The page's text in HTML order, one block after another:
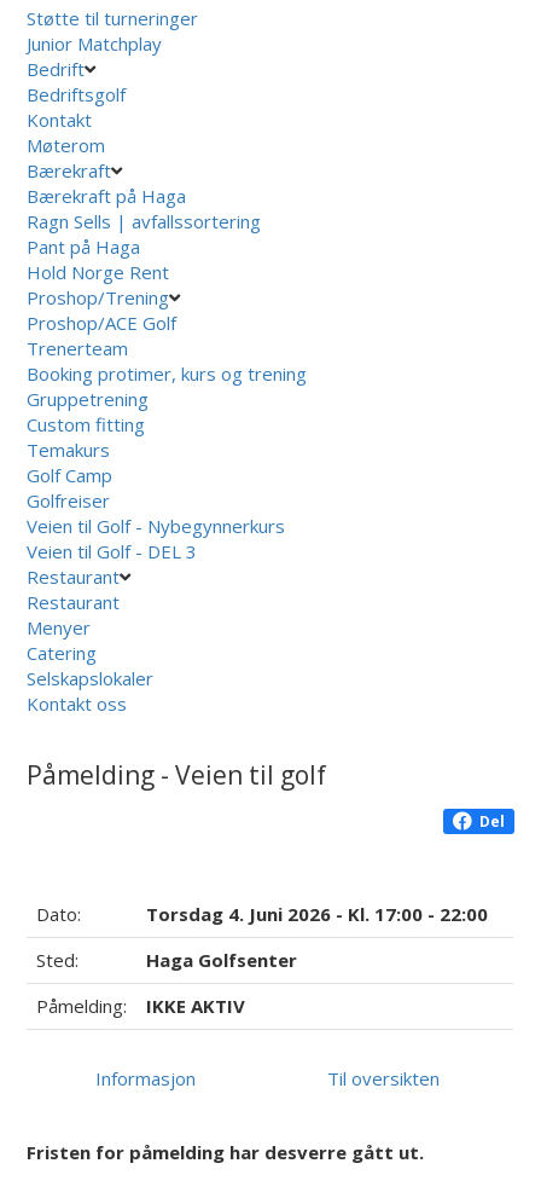
Støtte til turneringer
Junior Matchplay
Bedrift
Bedriftsgolf
Kontakt
Møterom
Bærekraft
Bærekraft på Haga
Ragn Sells | avfallssortering
Pant på Haga
Hold Norge Rent
Proshop/Trening
Proshop/ACE Golf
Trenerteam
Booking protimer, kurs og trening
Gruppetrening
Custom fitting
Temakurs
Golf Camp
Golfreiser
Veien til Golf - Nybegynnerkurs
Veien til Golf - DEL 3
Restaurant
Restaurant
Menyer
Catering
Selskapslokaler
Kontakt oss
Påmelding - Veien til golf
Del
Dato:
Torsdag 4. Juni 2026 - Kl. 17:00 - 22:00
Sted:
Haga Golfsenter
Påmelding:
IKKE AKTIV
Informasjon Til oversikten
Fristen for påmelding har desverre gått ut.